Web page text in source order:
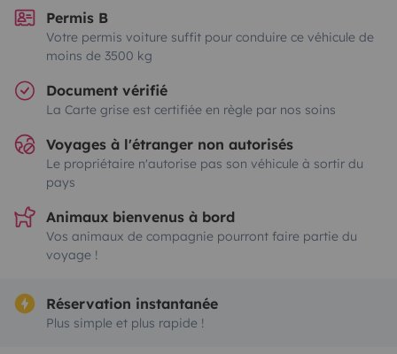
Permis B
Votre permis voiture suffit pour conduire ce véhicule de
moins de 3500 kg
Document vérifié
La Carte grise est certifiée en règle par nos soins
Voyages à l'étranger non autorisés
Le propriétaire n'autorise pas son véhicule à sortir du
pays
Animaux bienvenus à bord
Vos animaux de compagnie pourront faire partie du
voyage !
Réservation instantanée
Plus simple et plus rapide !